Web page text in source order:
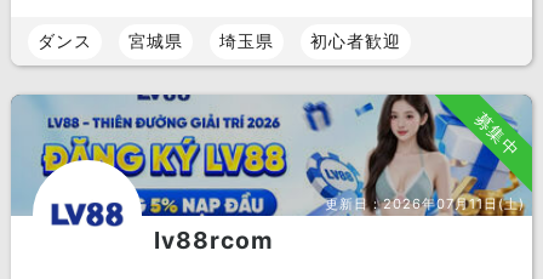
ダンス 宮城県 埼玉県 初心者歓迎
募集中
更新日：2026年07月11日(土)
lv88rcom